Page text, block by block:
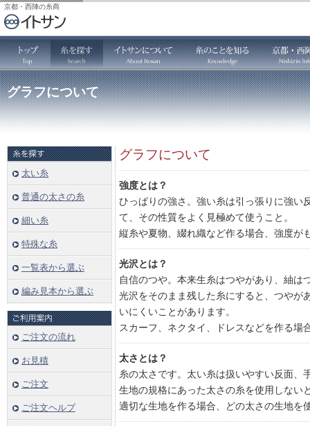
京都・西陣の糸商
グラフについて
太い糸
普通の太さの糸
細い糸
特殊な糸
一覧表から選ぶ
編み見本から選ぶ
ご注文の流れ
お見積
ご注文
ご注文ヘルプ
グラフについて
強度とは？
ひっぱりの強さ。強い糸は引っ張りに強い
て、その性質をよく見極めて使うこと。
縦糸や夏物、綴れ織など作る場合、強度が
光沢とは？
自信のつや。本来生糸はつやがあり、紬は
光沢をそのまま残した糸にすると、つやが
いにくいことがあります。
スカーフ、ネクタイ、ドレスなどを作る場
太さとは？
糸の太さです。太い糸は扱いやすい反面、
生地の規格にあった太さの糸を使用しない
適切な生地を作る場合、どの太さの生地を